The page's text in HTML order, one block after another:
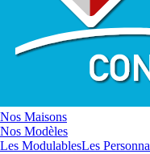
Nos Maisons
Nos Modèles
Les ModulablesLes